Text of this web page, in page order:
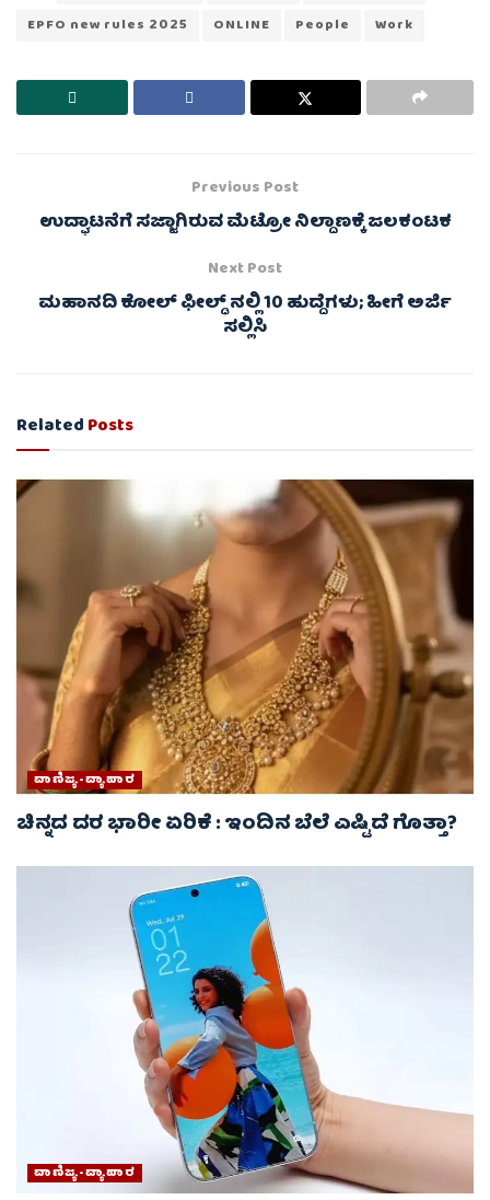
EPFO new rules 2025
ONLINE People Work
Previous Post
ಉದ್ಘಾಟನೆಗೆ ಸಜ್ಜಾಗಿರುವ ಮೆಟ್ರೋ ನಿಲ್ದಾಣಕ್ಕೆ ಜಲಕಂಟಕ
Next Post
ಮಹಾನದಿ ಕೋಲ್ ಫೀಲ್ಡ್ ನಲ್ಲಿ 10 ಹುದ್ದೆಗಳು; ಹೀಗೆ ಅರ್ಜಿ
ಸಲ್ಲಿಸಿ
RelatedPosts
ವಾಣಿಜ್ಯ-ವ್ಯಾಪಾರ
ಚಿನ್ನದ ದರ ಭಾರೀ ಏರಿಕೆ : ಇಂದಿನ ಬೆಲೆ ಎಷ್ಟಿದೆ ಗೊತ್ತಾ?
ವಾಣಿಜ್ಯ-ವ್ಯಾಪಾರ